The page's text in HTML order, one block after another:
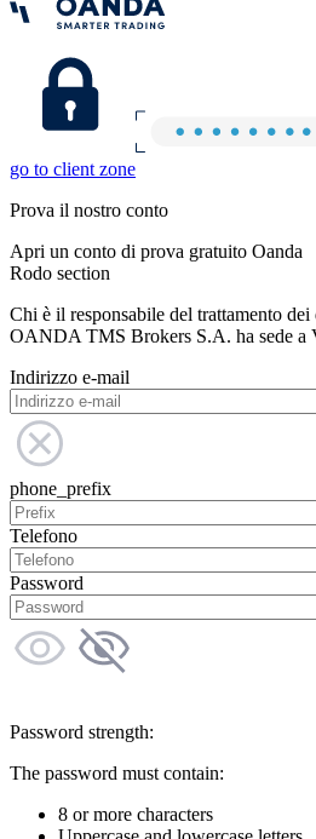
go to client zone
Prova il nostro conto
Apri un conto di prova gratuito Oanda
Rodo section
Chi è il responsabile del trattamento dei
OANDA TMS Brokers S.A. ha sede a
Indirizzo e-mail
phone_prefix
Telefono
Password
Password strength:
The password must contain:
8 or more characters